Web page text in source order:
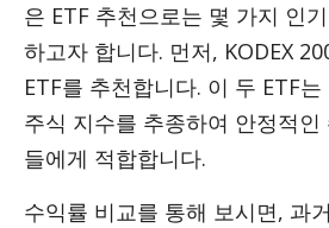
은 ETF 추천으로는 몇 가지 인
하고자 합니다. 먼저, KODEX
ETF를 추천합니다. 이 두 ETF
주식 지수를 추종하여 안정적
들에게 적합합니다.
수익률 비교를 통해 보시면, 과